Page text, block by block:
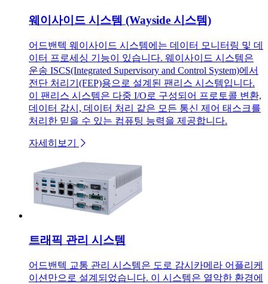
웨이사이드 시스템 (Wayside 시스템)
어드밴텍 웨이사이드 시스템에는 데이터 모니터링 및 데
이터 프로세싱 기능이 있습니다. 웨이사이드 시스템은
운송 ISCS(Integrated Supervisory and Control System)에서
전단 처리기(FEP)용으로 설계된 팬리스 시스템입니다.
이 팬리스 시스템은 다중 I/O로 구성되어 프로토콜 변환,
데이터 감시, 데이터 처리 같은 모든 통신 제어 태스크를
처리한 믿을 수 있는 컴퓨팅 능력을 제공합니다.
자세히보기
트래픽 관리 시스템
어드밴텍 교통 관리 시스템은 도로 감시카메라 어플리케
이션만으로 설계되었습니다. 이 시스템은 열악한 환경에